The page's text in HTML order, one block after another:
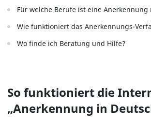
Für welche Berufe ist eine Anerkennung
Wie funktioniert das Anerkennungs-
Wo finde ich Beratung und Hilfe?
So funktioniert die
„Anerkennung in